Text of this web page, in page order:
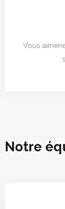
Vous
Notre